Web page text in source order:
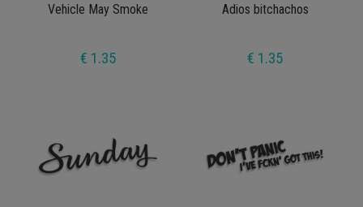
Vehicle May Smoke
€ 1.35
Adios bitchachos
€ 1.35